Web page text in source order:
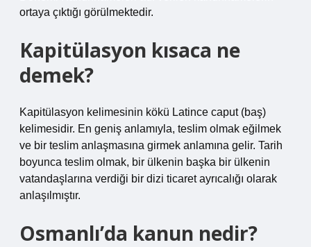
ortaya çıktığı görülmektedir.
Kapitülasyon kısaca ne
demek?
Kapitülasyon kelimesinin kökü Latince caput (baş)
kelimesidir. En geniş anlamıyla, teslim olmak eğilmek
ve bir teslim anlaşmasına girmek anlamına gelir. Tarih
boyunca teslim olmak, bir ülkenin başka bir ülkenin
vatandaşlarına verdiği bir dizi ticaret ayrıcalığı olarak
anlaşılmıştır.
Osmanlı’da kanun nedir?